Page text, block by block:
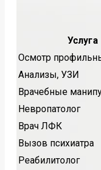
Услуга
Осмотр
Анализы, УЗИ
Врачебные
Невропатолог
Врач ЛФК
Вызов психиатра
Реабилитолог